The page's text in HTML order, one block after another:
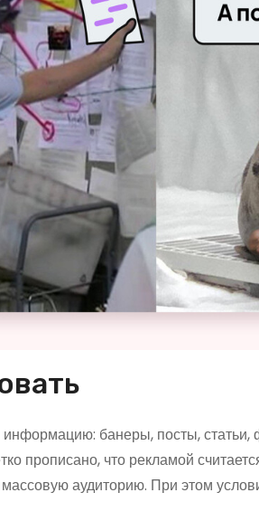
банеры, посты,
прописано, что рекламой
аудиторию. При этом